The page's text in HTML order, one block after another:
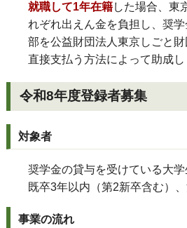
就職して1年在籍した場合、東
れぞれ出えん金を負担し、奨
部を公益財団法人東京しごと
直接支払う方法によって助成し
令和8年度登録者募集
対象者
奨学金の貸与を受けている大学
既卒3年以内（第2新卒含む）
事業の流れ